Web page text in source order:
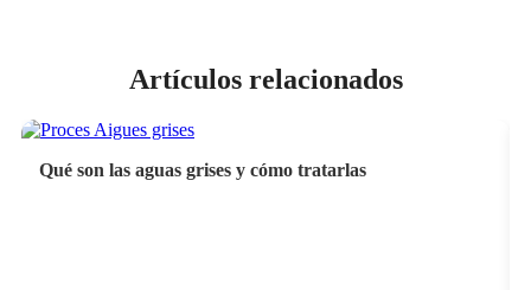
Artículos relacionados
Qué son las aguas grises y cómo tratarlas